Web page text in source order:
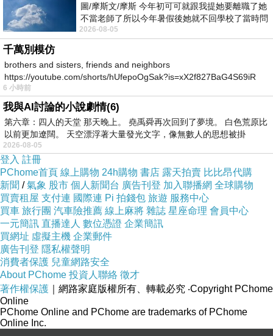
◆九鍵多媒體控制列，不需設定，效率加倍
～多媒體功能列、防潑水設計～
先進的2.4G無線技術，提供10M接收距離，讓您移動
圖/摩斯文/摩斯 今年初可可就跟我提她要離職了她
不當老師了所以今年暑假後她就不回學校了當時問
她不是很喜歡幼幼班的小朋友嗎捨得不
2026-08-05
千萬別模仿
brothers and sisters, friends and neighbors
https://youtube.com/shorts/hUfepoOgSak?is=xX2f827BaG4S69iR
https
6 小時前
我與AI討論的小說劇情(6)
第六章：四人的天堂 那天晚上。 堯禹舜再次回到了夢境。 白色荒原比
以前更加遼闊。 天空漂浮著大量發光文字，像無數人的思想被掛
2026-08-05
登入 註冊
PChome首頁 線上購物 24h購物 書店 露天拍賣 比比昂代購
新聞 /氣象 股市 個人新聞台 廣告刊登 加入聯播網 全球購物
買賣租屋 支付連 國際連 Pi 拍錢包 旅遊 服務中心
買車 旅行團 汽車險推薦 線上麻將 雜誌 星座命理 會員中心
一元簡訊 直播達人 數位憑證 企業簡訊
買網址 虛擬主機 企業郵件
廣告刊登 隱私權聲明
消費者保護 兒童網路安全
About PChome 投資人聯絡 徵才
著作權保護 ｜網路家庭版權所有、轉載必究 ‧Copyright PChome
Online
PChome Online and PChome are trademarks of PChome
Online Inc.